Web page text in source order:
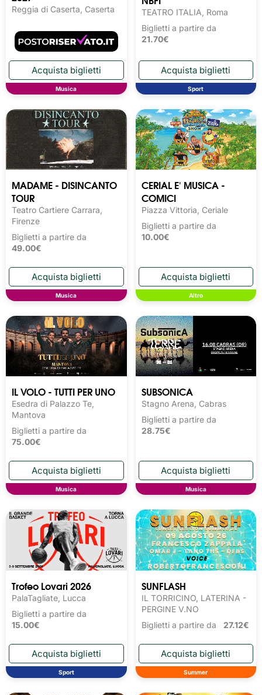
Reggia di Caserta, Caserta
Musica
TEATRO ITALIA, Roma
Biglietti a partire da
21.70€
Sport
MADAME - DISINCANTO
TOUR
Teatro Cartiere Carrara,
Firenze
Biglietti a partire da
49.00€
Musica
CERIAL E' MUSICA -
COMICI
Piazza Vittoria, Ceriale
Biglietti a partire da
10.00€
Altro
IL VOLO - TUTTI PER UNO
Esedra di Palazzo Te,
Mantova
Biglietti a partire da
75.00€
Musica
SUBSONICA
Stagno Arena, Cabras
Biglietti a partire da
28.75€
Musica
Trofeo Lovari 2026
PalaTagliate, Lucca
Biglietti a partire da
15.00€
Sport
SUNFLASH
IL TORRICINO, LATERINA -
PERGINE V.NO
Biglietti a partire da 27.12€
Summer